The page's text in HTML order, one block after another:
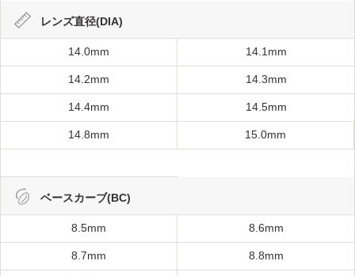
レンズ直径(DIA)
14.0mm 14.1mm
14.2mm 14.3mm
14.4mm 14.5mm
14.8mm 15.0mm
ベースカーブ(BC)
8.5mm 8.6mm
8.7mm 8.8mm